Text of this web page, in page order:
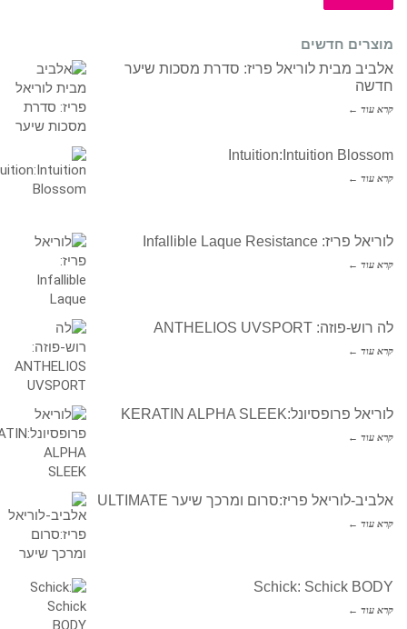
מוצרים חדשים
אלביב מבית לוריאל פריז: סדרת מסכות שיער
חדשה
קרא עוד ←
Intuition:Intuition Blossom
קרא עוד ←
לוריאל פריז: Infallible Laque Resistance
קרא עוד ←
לה רוש-פוזה: ANTHELIOS UVSPORT
קרא עוד ←
לוריאל פרופסיונל:KERATIN ALPHA SLEEK
קרא עוד ←
אלביב-לוריאל פריז:סרום ומרכך שיער ULTIMATE
קרא עוד ←
Schick: Schick BODY
קרא עוד ←